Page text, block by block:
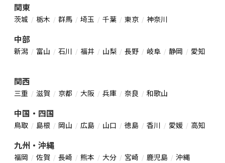
関東
茨城 栃木 群馬 埼玉 千葉 東京 神奈川
中部
新潟 富山 石川 福井 山梨 長野 岐阜 静岡 愛知
関西
三重 滋賀 京都 大阪 兵庫 奈良 和歌山
中国・四国
鳥取 島根 岡山 広島 山口 徳島 香川 愛媛 高知
九州・沖縄
福岡 佐賀 長崎 熊本 大分 宮崎 鹿児島 沖縄